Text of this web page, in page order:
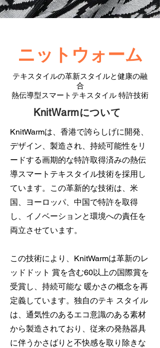
ニットウォーム
テキスタイルの革新スタイルと健康の融
合
熱伝導型スマートテキスタイル 特許技術
KnitWarmについて
KnitWarmは、香港で誇らしげに開発、
デザイン、製造され、持続可能性をリ
ードする画期的な特許取得済みの熱伝
導スマートテキスタイル技術を採用し
ています。この革新的な技術は、米
国、ヨーロッパ、中国で特許を取得
し、イノベーションと環境への責任を
両立させています。
この技術により、KnitWarmは革新のレ
ッドドット 賞を含む60以上の国際賞を
受賞し、持続可能な 暖かさの概念を再
定義しています。独自のテキ スタイル
は、通気性のあるエコ意識のある素材
から製造されており、従来の発熱器具
に伴うかさばりと不快感を取り除きな